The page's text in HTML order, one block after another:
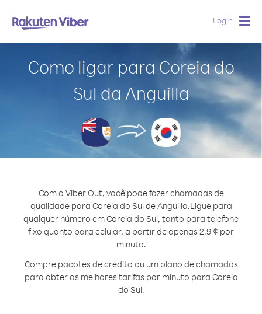
Login
Como ligar para Coreia do
Sul da Anguilla
Com o Viber Out, você pode fazer chamadas de
qualidade para Coreia do Sul de Anguilla.Ligue para
qualquer número em Coreia do Sul, tanto para telefone
fixo quanto para celular, a partir de apenas 2.9 ¢ por
minuto.
Compre pacotes de crédito ou um plano de chamadas
para obter as melhores tarifas por minuto para Coreia
do Sul.